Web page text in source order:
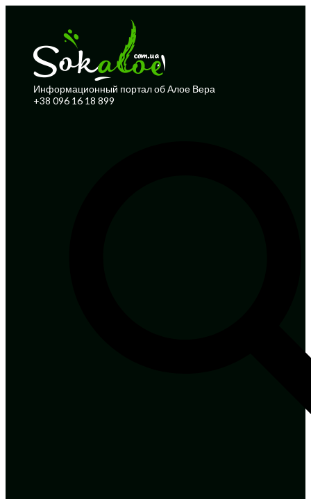
Информационный портал об Алое Вера
+38 096 16 18 899